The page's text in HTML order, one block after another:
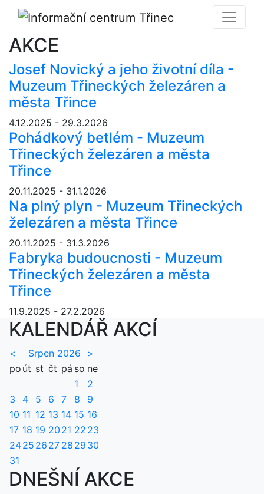
AKCE
Josef Novický a jeho životní díla -
Muzeum Třineckých železáren a
města Třince
4.12.2025 - 29.3.2026
Pohádkový betlém - Muzeum
Třineckých železáren a města
Třince
20.11.2025 - 31.1.2026
Na plný plyn - Muzeum Třineckých
železáren a města Třince
20.11.2025 - 31.3.2026
Fabryka budoucnosti - Muzeum
Třineckých železáren a města
Třince
11.9.2025 - 27.2.2026
KALENDÁŘ AKCÍ
< Srpen 2026
>
po út st čt pá so ne
1
2
3
4 5 6 7 8
9
10 11 12 13 14 15 16
17 18 19 20 21 22 23
2425 26 27 28 29 30
31
DNEŠNÍ AKCE